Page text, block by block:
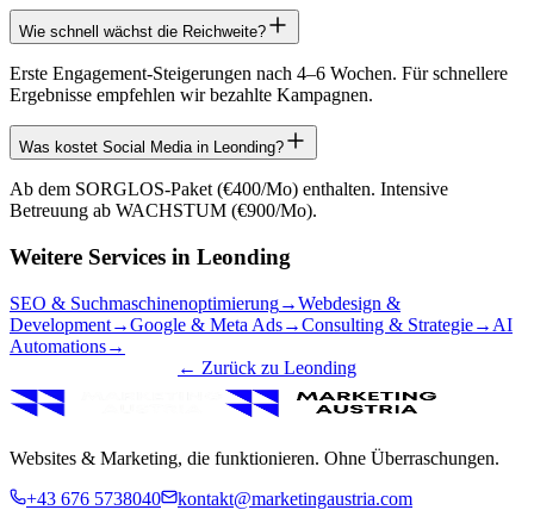
Wie schnell wächst die Reichweite?
Erste Engagement-Steigerungen nach 4–6 Wochen. Für schnellere
Ergebnisse empfehlen wir bezahlte Kampagnen.
Was kostet Social Media in Leonding?
Ab dem SORGLOS-Paket (€400/Mo) enthalten. Intensive
Betreuung ab WACHSTUM (€900/Mo).
Weitere Services in Leonding
SEO & Suchmaschinenoptimierung→Webdesign &
Development→Google & Meta Ads→Consulting & Strategie→ AI
Automations→
← Zurück zu Leonding
Websites & Marketing, die funktionieren. Ohne Überraschungen.
+43 676 5738040
kontakt@marketingaustria.com